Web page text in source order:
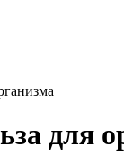
для